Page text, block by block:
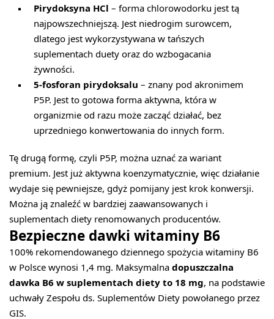
Pirydoksyna HCl
– forma chlorowodorku jest tą
najpowszechniejszą. Jest niedrogim surowcem,
dlatego jest wykorzystywana w tańszych
suplementach duety oraz do wzbogacania
żywności.
5-fosforan pirydoksalu – znany pod akronimem
P5P. Jest to gotowa forma aktywna, która w
organizmie od razu może zacząć działać, bez
uprzedniego konwertowania do innych form.
Tę drugą formę, czyli P5P, można uznać za wariant
premium. Jest już aktywna koenzymatycznie, więc działanie
wydaje się pewniejsze, gdyż pomijany jest krok konwersji.
Można ją znaleźć w bardziej zaawansowanych i
suplementach diety renomowanych producentów.
Bezpieczne dawki witaminy B6
100% rekomendowanego dziennego spożycia witaminy B6
w Polsce wynosi 1,4 mg. Maksymalna dopuszczalna
dawka B6 w suplementach diety to 18 mg , na podstawie
uchwały Zespołu ds. Suplementów Diety powołanego przez
GIS.